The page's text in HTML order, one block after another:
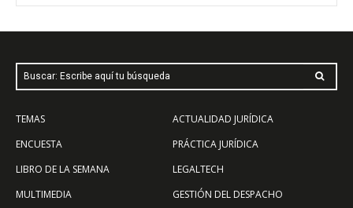
Buscar: Escribe aquí tu búsqueda
TEMAS
ENCUESTA
LIBRO DE LA SEMANA
MULTIMEDIA
ACTUALIDAD JURÍDICA
PRÁCTICA JURÍDICA
LEGALTECH
GESTIÓN DEL DESPACHO